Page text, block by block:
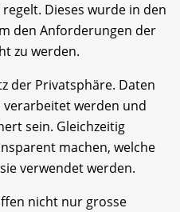
Dieses wurde in den
den Anforderungen der
zu werden.
der Privatsphäre. Daten
werden und
sein. Gleichzeitig
machen, welche
verwendet werden.
nicht nur grosse